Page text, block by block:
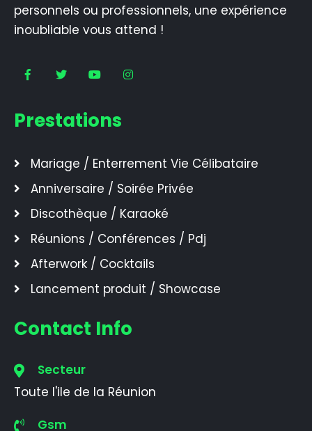
personnels ou professionnels, une expérience
inoubliable vous attend !
Prestations
Mariage / Enterrement Vie Célibataire
Anniversaire / Soirée Privée
Discothèque / Karaoké
Réunions / Conférences / Pdj
Afterwork / Cocktails
Lancement produit / Showcase
Contact Info
Secteur
Toute l'ile de la Réunion
Gsm